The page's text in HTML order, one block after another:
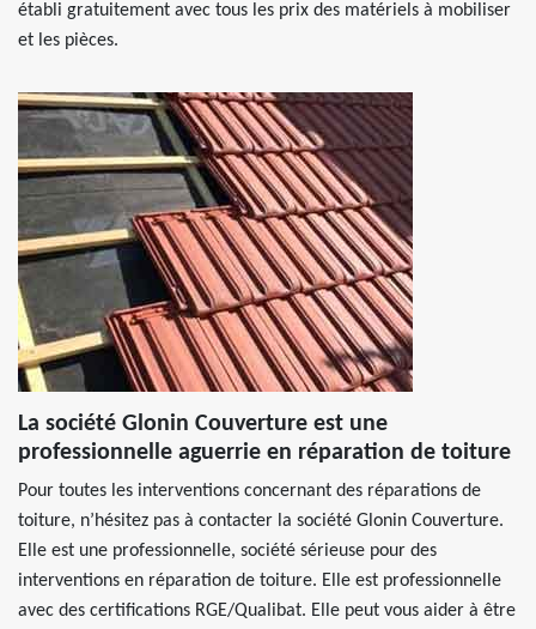
établi gratuitement avec tous les prix des matériels à mobiliser
et les pièces.
La société Glonin Couverture est une
professionnelle aguerrie en réparation de toiture
Pour toutes les interventions concernant des réparations de
toiture, n’hésitez pas à contacter la société Glonin Couverture.
Elle est une professionnelle, société sérieuse pour des
interventions en réparation de toiture. Elle est professionnelle
avec des certifications RGE/Qualibat. Elle peut vous aider à être